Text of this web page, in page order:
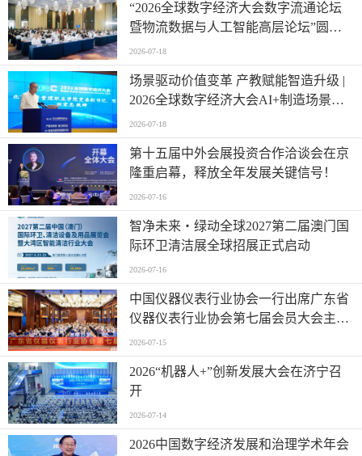
“2026全球数字经济大会数字流通论坛
暨物流数据与人工智能高层论坛”圆满
成功举办
2026-07-18
场景驱动价值变革 产教赋能智造升级 |
2026全球数字经济大会AI+制造场景落
地国际论坛成功举办
2026-07-18
第十五届中外会展投资合作洽谈会在京
隆重启幕，释放全年发展关键信号！
2026-07-16
智净未来・绿动全球2027第二届澳门国
际环卫清洁展全球招展正式启动
2026-07-16
中国仪器仪表行业协会一行出席广东省
仪器仪表行业协会第七届会员大会主题
活动并进行走访交流
2026-07-15
2026“机器人+”创新发展大会在济宁召
开
2026-07-14
2026中国数字经济发展和治理学术年会